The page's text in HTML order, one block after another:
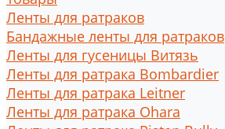
Ленты для ратраков
Бандажные ленты для ратраков
Ленты для гусеницы Витязь
Ленты для ратрака Bombardier
Ленты для ратрака Leitner
Ленты для ратрака Ohara